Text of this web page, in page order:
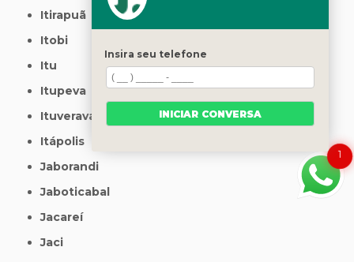
Itirapuã
Itobi
Itu
Itupeva
Ituverava
Itápolis
Jaborandi
Jaboticabal
Jacareí
Jaci
1
Insira seu telefone
INICIAR CONVERSA